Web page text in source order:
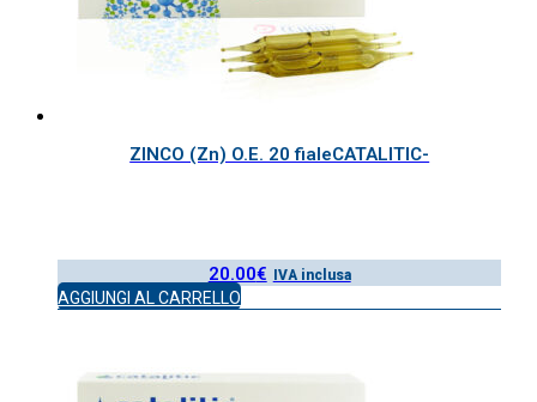
ZINCO (Zn) O.E. 20 fialeCATALITIC-
20.00€ IVA inclusa
AGGIUNGI AL CARRELLO